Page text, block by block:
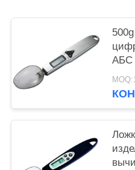
АБС